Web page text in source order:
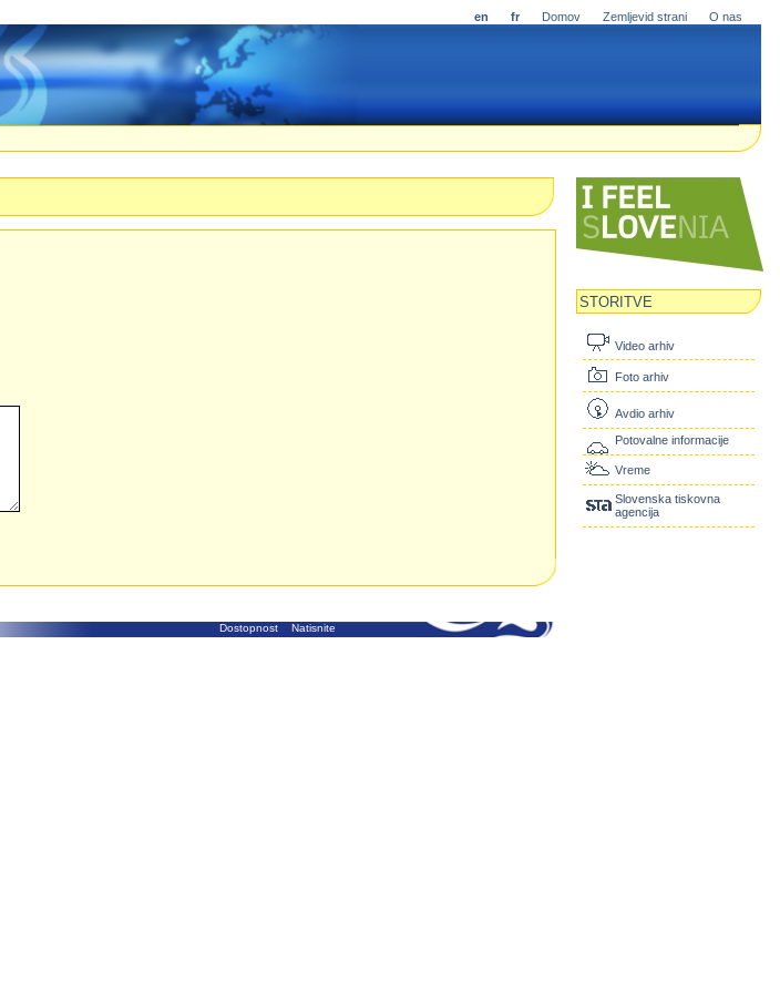
en fr Domov Zemljevid strani O nas
STORITVE
Video arhiv
Foto arhiv
Avdio arhiv
Potovalne informacije
Vreme
Slovenska tiskovna
agencija
Dostopnost Natisnite